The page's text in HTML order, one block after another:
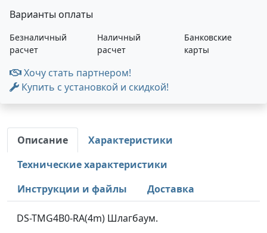
Варианты оплаты
Безналичный
расчет
Наличный
расчет
Банковские
карты
Хочу стать партнером!
Купить с установкой и скидкой!
Описание
Характеристики
Технические характеристики
Инструкции и файлы
Доставка
DS-TMG4B0-RA(4m) Шлагбаум.